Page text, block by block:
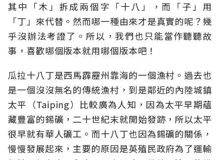
其中「木」拆成兩個字「十八」，而「子」用
「丁」來代替。然而哪一種由來才是真實的呢？幾
乎沒辦法考證了。所以，我們也只能當作聽聽故
事，喜歡哪個版本就用哪個版本吧！
瓜拉十八丁是西馬霹靂州靠海的一個漁村。過去也
是一個沒沒無名的傳統漁村，到是鄰近的內陸城鎮
太平（Taiping）比較廣為人知，因為太平早期蘊
藏豐富的錫礦，二十世紀末就開始發跡，所以太平
很早就有華人礦工。而十八丁也因為錫礦的關係，
慢慢發展起來，主要的原因是英殖民政府為了運輸